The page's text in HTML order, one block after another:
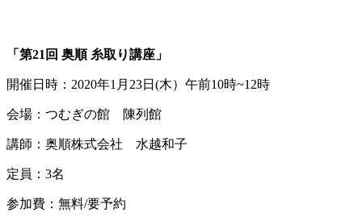
「第21回 奥順 糸取り講座」
開催日時：2020年1月23日(木）午前10時~12時
会場：つむぎの館 陳列館
講師：奥順株式会社 水越和子
定員：3名
参加費：無料/要予約